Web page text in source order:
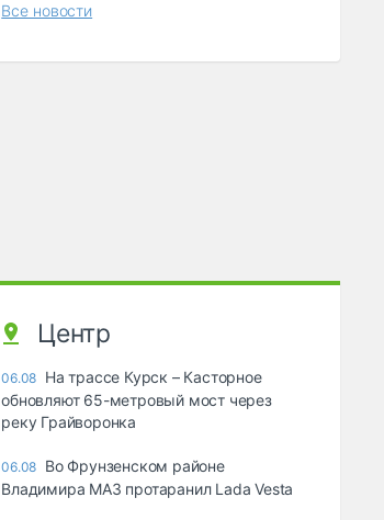
Все новости
Центр
06.08 На трассе Курск – Касторное
обновляют 65-метровый мост через
реку Грайворонка
06.08 Во Фрунзенском районе
Владимира МАЗ протаранил Lada Vesta